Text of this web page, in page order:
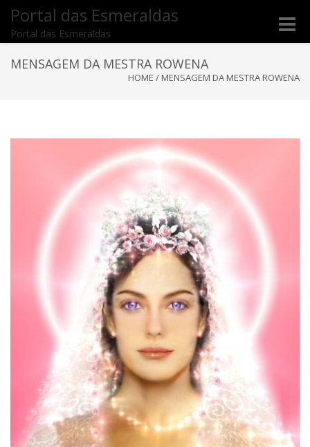
Portal das Esmeraldas
Portal das Esmeraldas
Toggle
MENSAGEM DA MESTRA ROWENA
HOME / MENSAGEM DA MESTRA ROWENA